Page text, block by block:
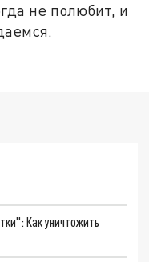
не полюбит, и
Как уничтожить